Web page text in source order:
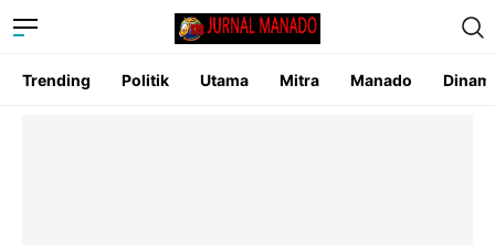
Trending Politik Utama Mitra Manado